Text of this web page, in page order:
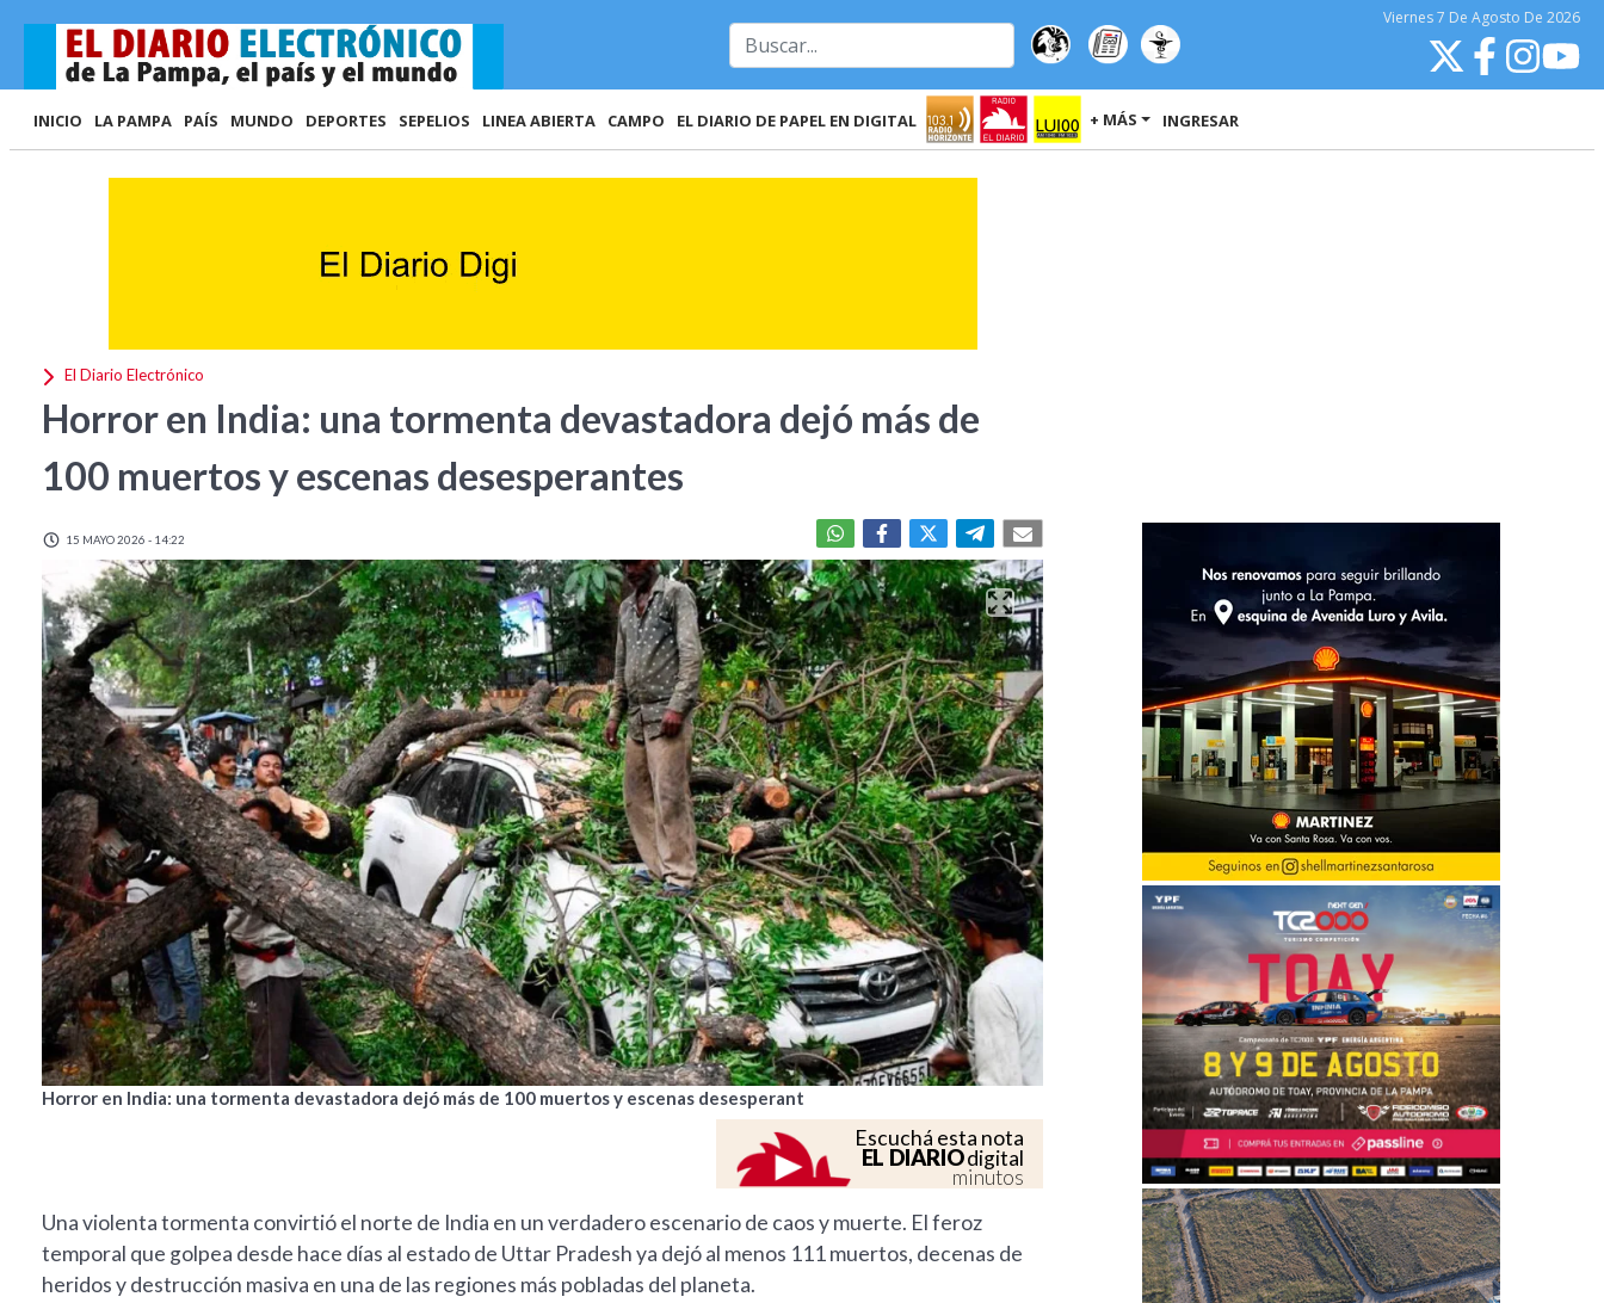
Viernes7 De Agosto De 2026
INICIO LA PAMPA PAÍS MUNDO DEPORTES SEPELIOS LINEA ABIERTA CAMPO EL DIARIO DE PAPEL EN DIGITAL + MÁS INGRESAR
El Diario Electrónico
Horror en India: una tormenta devastadora dejó más de
100 muertos y escenas desesperantes
15 MAYO 2026 - 14:22
Horror en India: una tormenta devastadora dejó más de 100 muertos y escenas desesperant
Escuchá esta nota
EL DIARIOdigital
minutos
Una violenta tormenta convirtió el norte de India en un verdadero escenario de caos y muerte. El feroz
temporal que golpea desde hace días al estado de Uttar Pradesh ya dejó al menos 111 muertos, decenas de
heridos y destrucción masiva en una de las regiones más pobladas del planeta.